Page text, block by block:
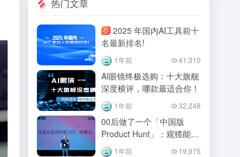
热门文章
2025 年国内AI工具前十
名最新排名!
1年前 41,310
AI眼镜终极选购：十大旗舰
深度横评，哪款最适合你！
1年前 32,248
00后做了一个「中国版
Product Hunt」：观猹能重
建AI产品的信任机制吗？
1年前 19,975